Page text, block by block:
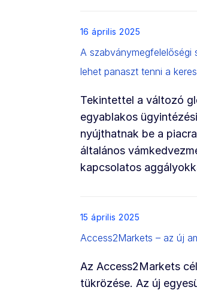
List item
16 április 2025
A szabványmegfelelőségi
lehet panaszt tenni a
Tekintettel a változó
egyablakos
nyújthatnak be a
általános
kapcsolatos
List item
15 április 2025
Access2Markets – az új
Az Access2Markets
tükrözése. Az új